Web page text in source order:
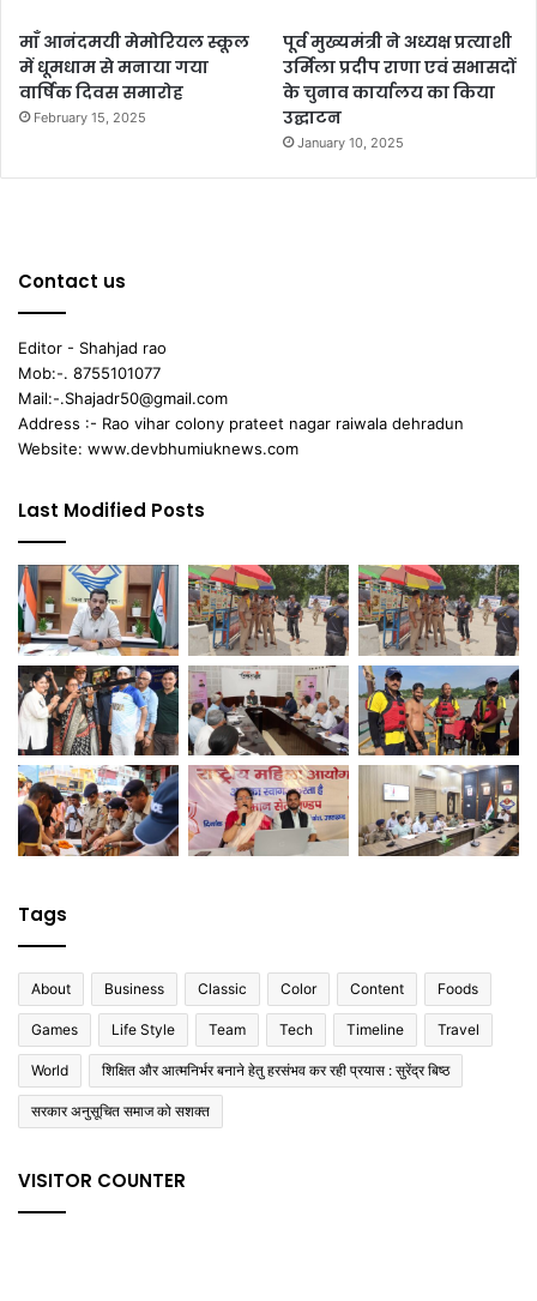
माँ आनंदमयी मेमोरियल स्कूल
में धूमधाम से मनाया गया
वार्षिक दिवस समारोह
February 15, 2025
पूर्व मुख्यमंत्री ने अध्यक्ष प्रत्याशी
उर्मिला प्रदीप राणा एवं सभासदों
के चुनाव कार्यालय का किया
उद्घाटन
January 10, 2025
Contact us
Editor - Shahjad rao
Mob:-. 8755101077
Mail:-.Shajadr50@gmail.com
Address :- Rao vihar colony prateet nagar raiwala dehradun
Website: www.devbhumiuknews.com
Last Modified Posts
Tags
About Business Classic Color Content Foods
Games Life Style Team Tech Timeline Travel
World शिक्षित और आत्मनिर्भर बनाने हेतु हरसंभव कर रही प्रयास : सुरेंद्र बिष्ठ
सरकार अनुसूचित समाज को सशक्त
VISITOR COUNTER